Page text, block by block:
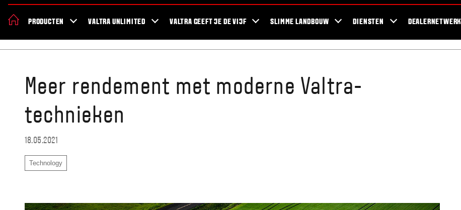
PRODUCTEN VALTRA UNLIMITED VALTRA GEEFT JE DE VIJF SLIMME LANDBOUW DIENSTEN DEALERNETWERK
Meer rendement met moderne Valtra-
technieken
18.05.2021
Technology